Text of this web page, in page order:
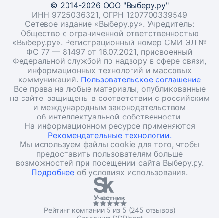
© 2014-2026 ООО "Выберу.ру"
ИНН 9725036321, ОГРН 1207700339549
Сетевое издание «Выберу.ру». Учредитель:
Общество с ограниченной ответственностью
«Выберу.ру». Регистрационный номер СМИ ЭЛ №
ФС 77 — 81497 от 16.07.2021, присвоенный
Федеральной службой по надзору в сфере связи,
информационных технологий и массовых
коммуникаций. Пользовательское соглашение
Все права на любые материалы, опубликованные
на сайте, защищены в соответствии с российским
и международным законодательством
об интеллектуальной собственности.
На информационном ресурсе применяются
Рекомендательные технологии.
Мы используем файлы cookie для того, чтобы
предоставить пользователям больше
возможностей при посещении сайта Выберу.ру.
Подробнее об условиях использования.
Рейтинг компании 5 из 5 (245 отзывов)